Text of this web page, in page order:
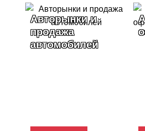
Авторынки и
продажа
автомобилей